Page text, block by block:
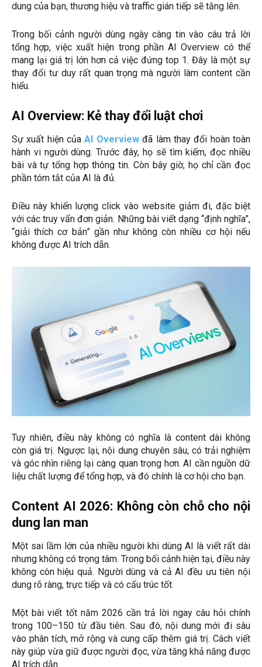
dung của bạn, thương hiệu và traffic gián tiếp sẽ tăng lên.
Trong bối cảnh người dùng ngày càng tin vào câu trả lời
tổng hợp, việc xuất hiện trong phần AI Overview có thể
mang lại giá trị lớn hơn cả việc đứng top 1. Đây là một sự
thay đổi tư duy rất quan trọng mà người làm content cần
hiểu.
AI Overview: Kẻ thay đổi luật chơi
Sự xuất hiện củaAI Overviewđã làm thay đổi hoàn toàn
hành vi người dùng. Trước đây, họ sẽ tìm kiếm, đọc nhiều
bài và tự tổng hợp thông tin. Còn bây giờ, họ chỉ cần đọc
phần tóm tắt của AI là đủ.
Điều này khiến lượng click vào website giảm đi, đặc biệt
với các truy vấn đơn giản. Những bài viết dạng “định nghĩa”,
“giải thích cơ bản” gần như không còn nhiều cơ hội nếu
không được AI trích dẫn.
Tuy nhiên, điều này không có nghĩa là content dài không
còn giá trị. Ngược lại, nội dung chuyên sâu, có trải nghiệm
và góc nhìn riêng lại càng quan trọng hơn. AI cần nguồn dữ
liệu chất lượng để tổng hợp, và đó chính là cơ hội cho bạn.
Content AI 2026: Không còn chỗ cho nội
dung lan man
Một sai lầm lớn của nhiều người khi dùng AI là viết rất dài
nhưng không có trọng tâm. Trong bối cảnh hiện tại, điều này
không còn hiệu quả. Người dùng và cả AI đều ưu tiên nội
dung rõ ràng, trực tiếp và có cấu trúc tốt.
Một bài viết tốt năm 2026 cần trả lời ngay câu hỏi chính
trong 100–150 từ đầu tiên. Sau đó, nội dung mới đi sâu
vào phân tích, mở rộng và cung cấp thêm giá trị. Cách viết
này giúp vừa giữ được người đọc, vừa tăng khả năng được
AI trích dẫn.